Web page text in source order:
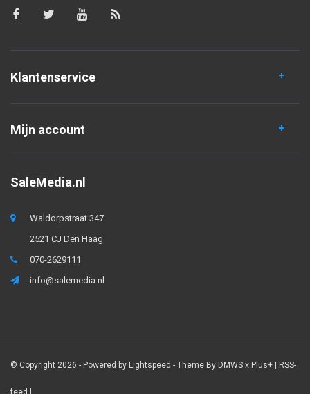
Klantenservice
Mijn account
SaleMedia.nl
Waldorpstraat 347
2521 CJ Den Haag
070-2629111
info@salemedia.nl
© Copyright 2026 - Powered by Lightspeed - Theme By DMWS x Plus+ | RSS-
feed |